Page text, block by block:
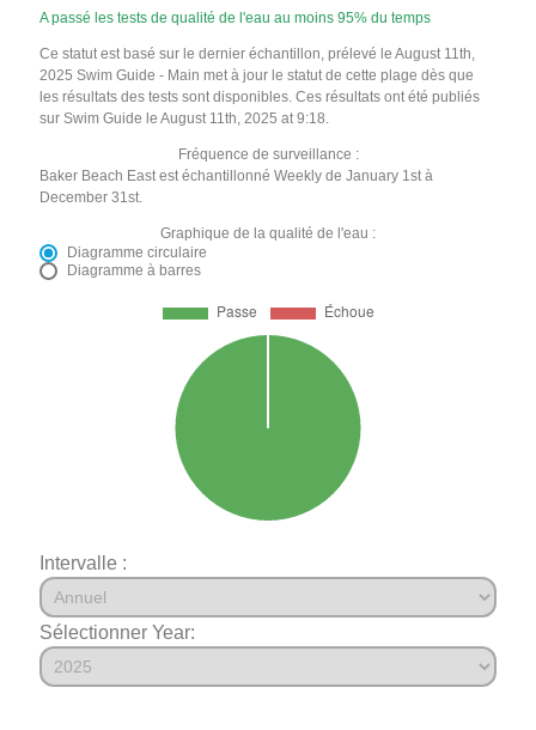
A passé les tests de qualité de l'eau au moins 95% du temps
Ce statut est basé sur le dernier échantillon, prélevé le August 11th,
2025 Swim Guide - Main met à jour le statut de cette plage dès que
les résultats des tests sont disponibles. Ces résultats ont été publiés
sur Swim Guide le August 11th, 2025 at 9:18.
Fréquence de surveillance :
Baker Beach East est échantillonné Weekly de January 1st à
December 31st.
Graphique de la qualité de l'eau :
Diagramme circulaire
Diagramme à barres
Intervalle :
Sélectionner Year: